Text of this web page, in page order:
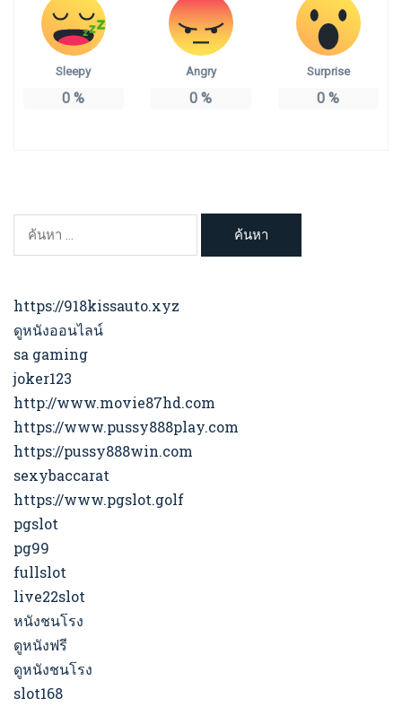
Sleepy
0 %
Angry
0 %
Surprise
0 %
ค้นหา
https://918kissauto.xyz
ดูหนังออนไลน์
sa gaming
joker123
http://www.movie87hd.com
https://www.pussy888play.com
https://pussy888win.com
sexybaccarat
https://www.pgslot.golf
pgslot
pg99
fullslot
live22slot
หนังชนโรง
ดูหนังฟรี
ดูหนังชนโรง
slot168